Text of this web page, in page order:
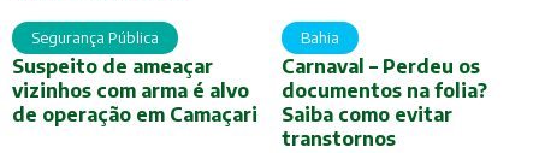
Segurança Pública
Suspeito de ameaçar
vizinhos com arma é alvo
de operação em Camaçari
Bahia
Carnaval – Perdeu os
documentos na folia?
Saiba como evitar
transtornos